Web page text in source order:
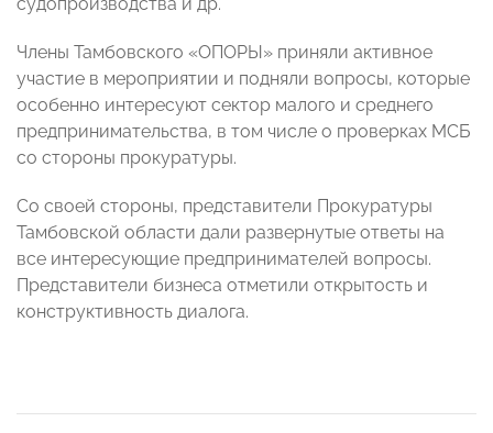
Члены Тамбовского «ОПОРЫ» приняли активное
участие в мероприятии и подняли вопросы, которые
особенно интересуют сектор малого и среднего
предпринимательства, в том числе о проверках МСБ
со стороны прокуратуры.
Со своей стороны, представители Прокуратуры
Тамбовской области дали развернутые ответы на
все интересующие предпринимателей вопросы.
Представители бизнеса отметили открытость и
конструктивность диалога.